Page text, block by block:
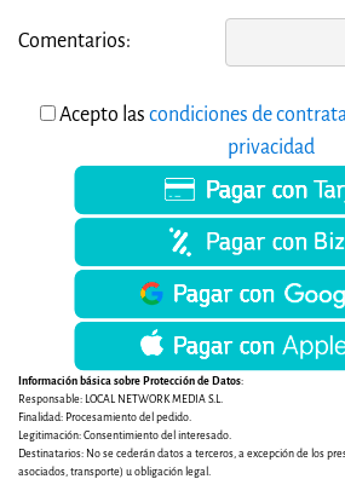
Comentarios:
Acepto las condiciones de
privacidad
Información básica sobre Protección de Datos:
Responsable: LOCAL NETWORK MEDIA S.L.
Finalidad: Procesamiento del pedido.
Legitimación: Consentimiento del interesado.
Destinatarios: No se cederán datos a terceros, a excepción de los
asociados, transporte) u obligación legal.